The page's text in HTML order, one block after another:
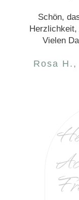
Schön,
Herzlichkeit,
Vielen
Rosa